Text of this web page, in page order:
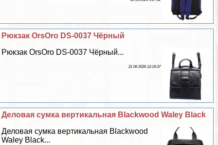
Рюкзак OrsOro DS-0037 Чёрный
Рюкзак OrsOro DS-0037 Чёрный...
21 06 2026 12:19:37
Деловая сумка вертикальная Blackwood Waley Black
Деловая сумка вертикальная Blackwood
Waley Black...